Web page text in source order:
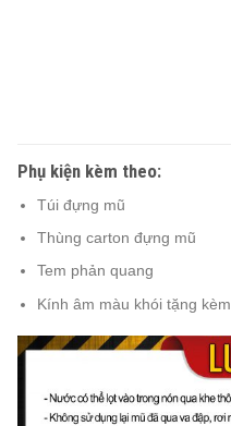
Phụ kiện kèm theo:
Túi đựng mũ
Thùng carton đựng mũ
Tem phản quang
Kính âm màu khói tặng kèm